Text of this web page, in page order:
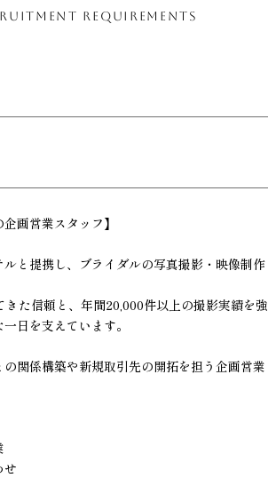
REQUIREMENTS
画営業スタッフ】
と提携し、ブライダルの写真撮影・映像制作
た信頼と、年間20,000件以上の撮影実績を強
日を支えています。
関係構築や新規取引先の開拓を担う企画営業
せ